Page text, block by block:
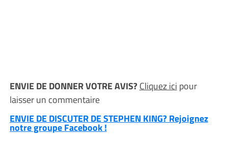
ENVIE DE DONNER VOTRE AVIS?Cliquez ici pour
laisser un commentaire
ENVIE DE DISCUTER DE STEPHEN KING? Rejoignez
notre groupe Facebook !